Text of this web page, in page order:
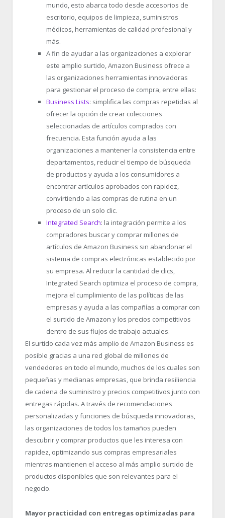
mundo, esto abarca todo desde accesorios de
escritorio, equipos de limpieza, suministros
médicos, herramientas de calidad profesional y
más.
A fin de ayudar a las organizaciones a explorar
este amplio surtido, Amazon Business ofrece a
las organizaciones herramientas innovadoras
para gestionar el proceso de compra, entre ellas:
Business Lists: simplifica las compras repetidas al
ofrecer la opción de crear colecciones
seleccionadas de artículos comprados con
frecuencia. Esta función ayuda a las
organizaciones a mantener la consistencia entre
departamentos, reducir el tiempo de búsqueda
de productos y ayuda a los consumidores a
encontrar artículos aprobados con rapidez,
convirtiendo a las compras de rutina en un
proceso de un solo clic.
Integrated Search: la integración permite a los
compradores buscar y comprar millones de
artículos de Amazon Business sin abandonar el
sistema de compras electrónicas establecido por
su empresa. Al reducir la cantidad de clics,
Integrated Search optimiza el proceso de compra,
mejora el cumplimiento de las políticas de las
empresas y ayuda a las compañías a comprar con
el surtido de Amazon y los precios competitivos
dentro de sus flujos de trabajo actuales.
El surtido cada vez más amplio de Amazon Business es
posible gracias a una red global de millones de
vendedores en todo el mundo, muchos de los cuales son
pequeñas y medianas empresas, que brinda resiliencia
de cadena de suministro y precios competitivos junto con
entregas rápidas. A través de recomendaciones
personalizadas y funciones de búsqueda innovadoras,
las organizaciones de todos los tamaños pueden
descubrir y comprar productos que les interesa con
rapidez, optimizando sus compras empresariales
mientras mantienen el acceso al más amplio surtido de
productos disponibles que son relevantes para el
negocio.
Mayor practicidad con entregas optimizadas para